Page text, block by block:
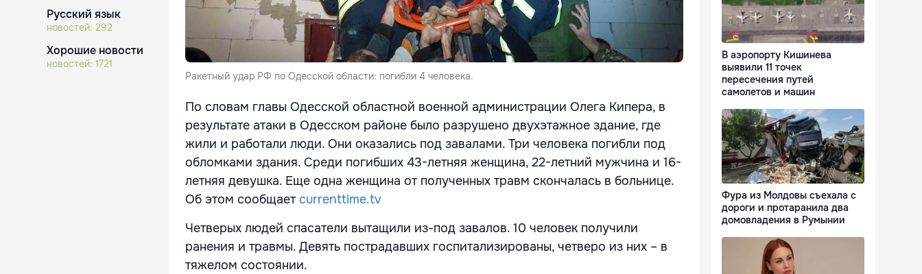
Русский язык
новостей: 292
Хорошие новости
новостей: 1721
Ракетный удар РФ по Одесской области: погибли 4 человека.
По словам главы Одесской областной военной администрации Олега Кипера, в
результате атаки в Одесском районе было разрушено двухэтажное здание, где
жили и работали люди. Они оказались под завалами. Три человека погибли под
обломками здания. Среди погибших 43-летняя женщина, 22-летний мужчина и 16-
летняя девушка. Еще одна женщина от полученных травм скончалась в больнице.
Об этом сообщаетcurrenttime.tv
Четверых людей спасатели вытащили из-под завалов. 10 человек получили
ранения и травмы. Девять пострадавших госпитализированы, четверо из них – в
тяжелом состоянии.
В аэропорту Кишинева
выявили 11 точек
пересечения путей
самолетов и машин
Фура из Молдовы съехала с
дороги и протаранила два
домовладения в Румынии